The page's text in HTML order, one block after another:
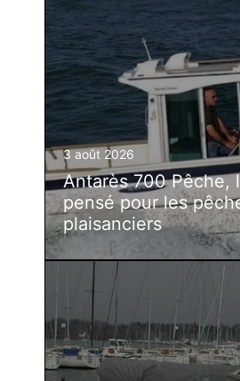
3 août 2026
Antarès 700 Pêche,
pensé pour les
plaisanciers